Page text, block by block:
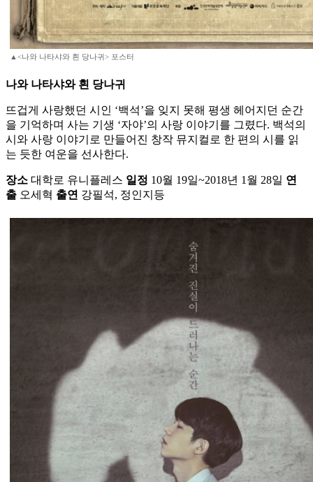
▲<나와 나타샤와 흰 당나귀> 포스터
나와 나타샤와 흰 당나귀
뜨겁게 사랑했던 시인 ‘백석’을 잊지 못해 평생 헤어지던 순간
을 기억하며 사는 기생 ‘자야’의 사랑 이야기를 그렸다. 백석의
시와 사랑 이야기로 만들어진 창작 뮤지컬로 한 편의 시를 읽
는 듯한 여운을 선사한다.
장소 대학로 유니플레스 일정 10월 19일~2018년 1월 28일 연
출 오세혁 출연 강필석, 정인지등